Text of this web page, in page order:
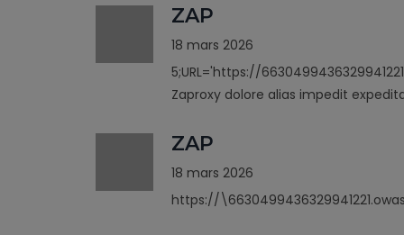
ZAP
18 mars 2026
5;URL='https://
Zaproxy dolore alias impedit
ZAP
18 mars 2026
https://